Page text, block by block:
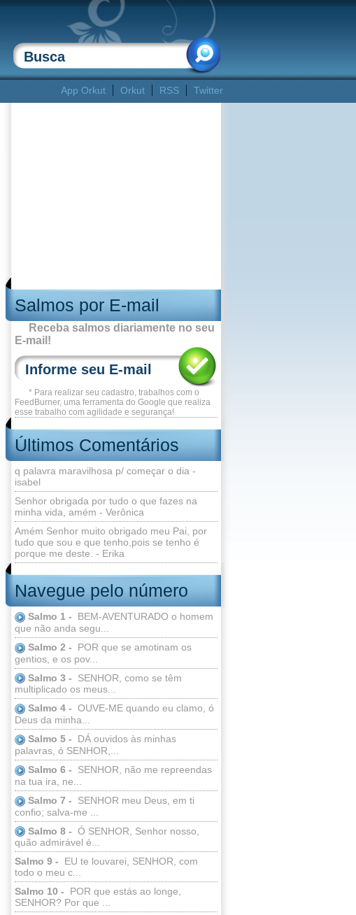
App Orkut Orkut RSS Twitter
Salmos por E-mail
Receba salmos diariamente no seu
E-mail!
* Para realizar seu cadastro, trabalhos com o
FeedBurner, uma ferramenta do Google que realiza
esse trabalho com agilidade e segurança!
Últimos Comentários
q palavra maravilhosa p/ começar o dia -
isabel
Senhor obrigada por tudo o que fazes na
minha vida, amém - Verônica
Amém Senhor muito obrigado meu Pai, por
tudo que sou e que tenho,pois se tenho é
porque me deste. - Erika
Navegue pelo número
Salmo 1 -
BEM-AVENTURADO o homem
que não anda segu...
Salmo 2 -
POR que se amotinam os
gentios, e os pov...
Salmo 3 -
SENHOR, como se têm
multiplicado os meus...
Salmo 4 - OUVE-ME quando eu clamo, ó
Deus da minha...
Salmo 5 -
DÁ ouvidos às minhas
palavras, ó SENHOR,...
Salmo 6 -
SENHOR, não me repreendas
na tua ira, ne...
Salmo 7 -
SENHOR meu Deus, em ti
confio; salva-me ...
Salmo 8 - Ó SENHOR, Senhor nosso,
quão admirável é...
Salmo 9 -
EU te louvarei, SENHOR, com
todo o meu c...
Salmo 10 -
POR que estás ao longe,
SENHOR? Por que ...